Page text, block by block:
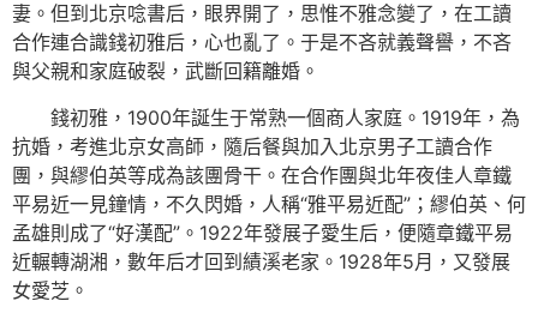
妻。但到北京唸書后，眼界開了，思惟不雅念變了，在工讀
合作連合識錢初雅后，心也亂了。于是不吝就義聲譽，不吝
與父親和家庭破裂，武斷回籍離婚。
錢初雅，1900年誕生于常熟一個商人家庭。1919年，為
抗婚，考進北京女高師，隨后餐與加入北京男子工讀合作
團，與繆伯英等成為該團骨干。在合作團與北年夜佳人章鐵
平易近一見鐘情，不久閃婚，人稱“雅平易近配”；繆伯英、何
孟雄則成了“好漢配”。1922年發展子愛生后，便隨章鐵平易
近輾轉湖湘，數年后才回到績溪老家。1928年5月，又發展
女愛芝。